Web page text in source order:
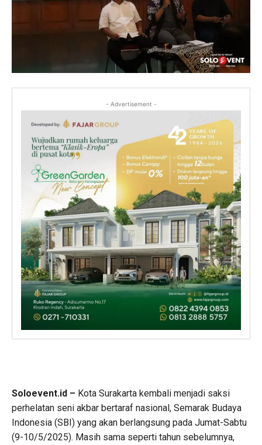
- Advertisement -
Soloevent.id – Kota Surakarta kembali menjadi saksi
perhelatan seni akbar bertaraf nasional, Semarak Budaya
Indonesia (SBI) yang akan berlangsung pada Jumat-Sabtu
(9-10/5/2025). Masih sama seperti tahun sebelumnya,